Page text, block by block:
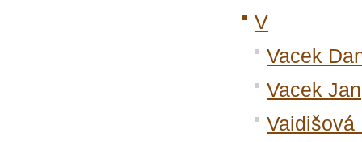
V
Vacek
Vacek Jan
Vaidišová